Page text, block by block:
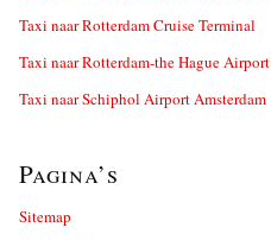
Taxi naar Rotterdam Cruise Terminal
Taxi naar Rotterdam-the Hague Airport
Taxi naar Schiphol Airport Amsterdam
Pagina’s
Sitemap